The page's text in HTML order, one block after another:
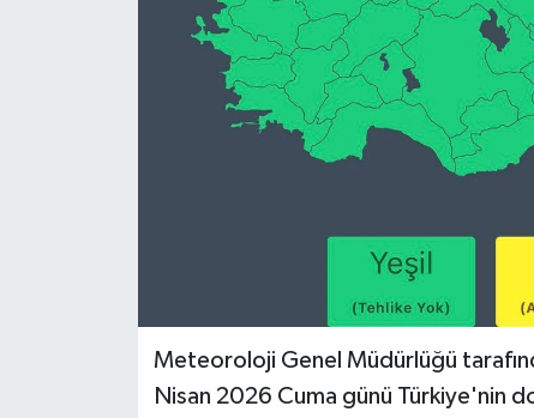
Meteoroloji Genel Müdürlüğü
Nisan 2026 Cuma günü Türkiye'nin